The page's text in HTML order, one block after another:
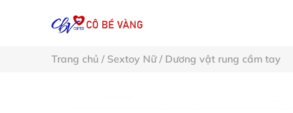
Trang chủ / Sextoy Nữ/ Dương vật rung cầm tay